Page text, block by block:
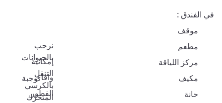
في الفندق
موقف
نرحب
بالحيوانات
مطعم
إمكانية
التنقل
بالكرسي
المتحرّك
مركز اللياقة
وافاي
مكيف
وجبة
الفطور
حانة